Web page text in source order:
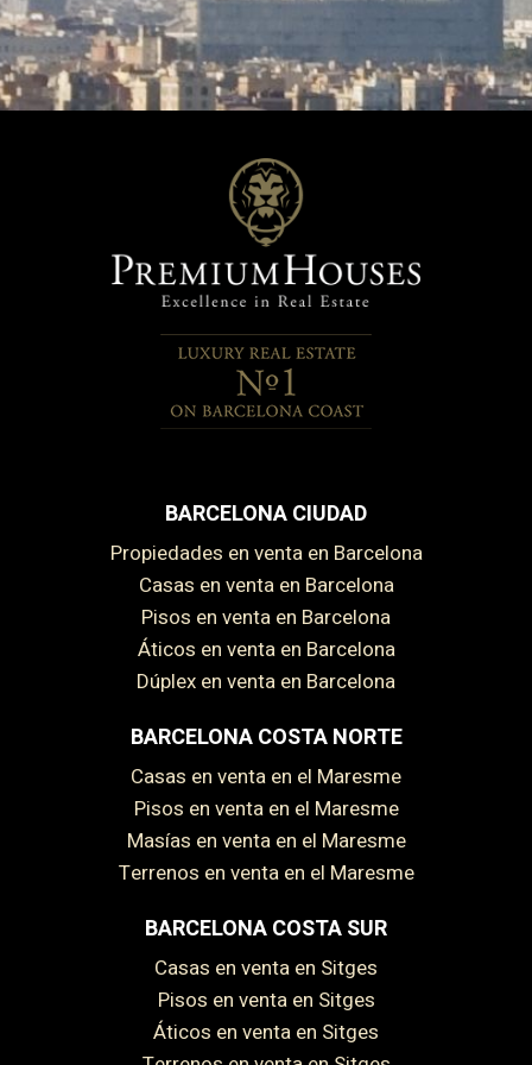
BARCELONA CIUDAD
Propiedades en venta en Barcelona
Casas en venta en Barcelona
Pisos en venta en Barcelona
Áticos en venta en Barcelona
Dúplex en venta en Barcelona
BARCELONA COSTA NORTE
Casas en venta en el Maresme
Pisos en venta en el Maresme
Masías en venta en el Maresme
Terrenos en venta en el Maresme
BARCELONA COSTA SUR
Casas en venta en Sitges
Pisos en venta en Sitges
Áticos en venta en Sitges
sobre las preferencias y elecciones personales del usuario
a través de la observación continuada de sus hábitos de
navegación. Gracias a ellas, podemos conocer los hábitos
de navegación en el sitio web y mostrar publicidad
relacionada con el perfil de navegación del usuario.